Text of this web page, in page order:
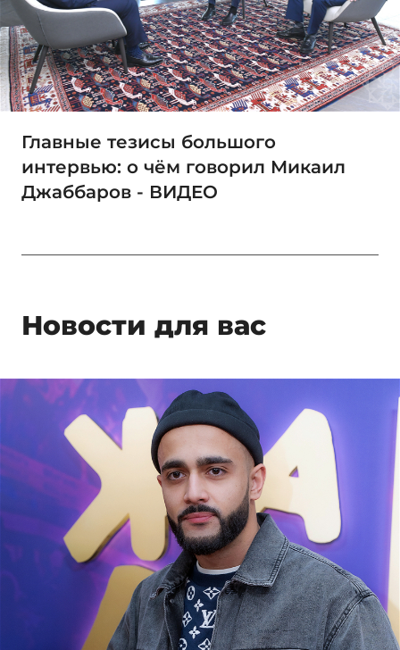
Главные тезисы большого
интервью: о чём говорил Микаил
Джаббаров - ВИДЕО
Новости для вас